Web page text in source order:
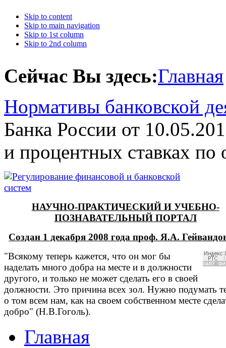
Skip to content
Skip to main navigation
Skip to 1st column
Skip to 2nd column
Сейчас Вы здесь:Главная
Нормативы банковской
Банка России от
и процентных ставках по
НАУЧНО-ПРАКТИЧЕСКИЙ И УЧЕБНО-
ПОЗНАВАТЕЛЬНЫЙ ПОРТАЛ
Создан 1 декабря 2008 года проф. Я.А.
"Всякому теперь кажется, что он мог бы
наделать много добра на месте и в должности
другого, и только не может сделать его в своей
должности. Это причина всех зол. Нужно подумать
о том всем нам, как на своем собственном месте
добро" (Н.В.Гоголь).
Главная